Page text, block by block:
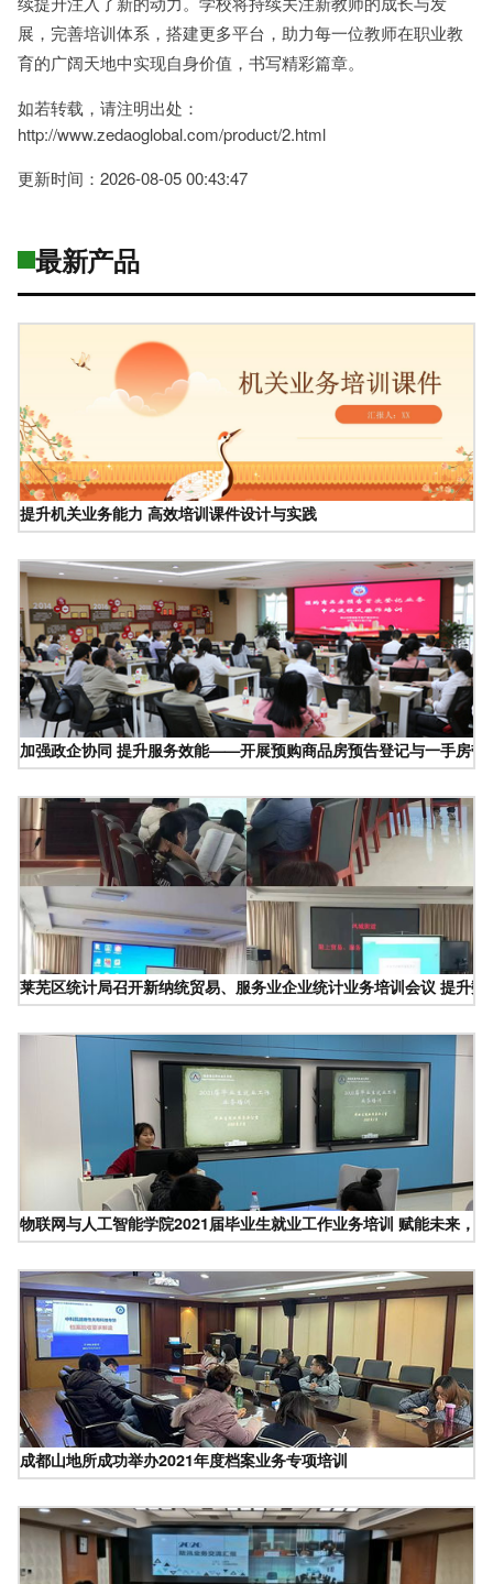
展，完善培训体系，搭建更多平台，助力每一位教师在职业教
育的广阔天地中实现自身价值，书写精彩篇章。
如若转载，请注明出处：
http://www.zedaoglobal.com/product/2.html
更新时间：2026-08-05 00:43:47
最新产品
提升机关业务能力 高效培训课件设计与实践
加强政企协同 提升服务效能——开展预购商品房预告登记与一手房带
莱芜区统计局召开新纳统贸易、服务业企业统计业务培训会议 提升
物联网与人工智能学院2021届毕业生就业工作业务培训 赋能未来，
成都山地所成功举办2021年度档案业务专项培训